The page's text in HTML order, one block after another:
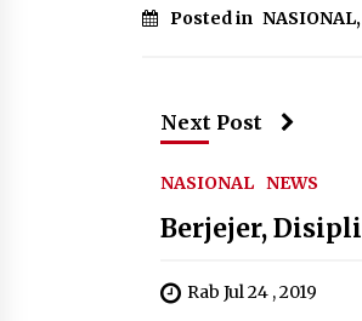
Posted in NASIONAL,
Next Post
NASIONAL NEWS
Berjejer,
Rab Jul 24 , 2019